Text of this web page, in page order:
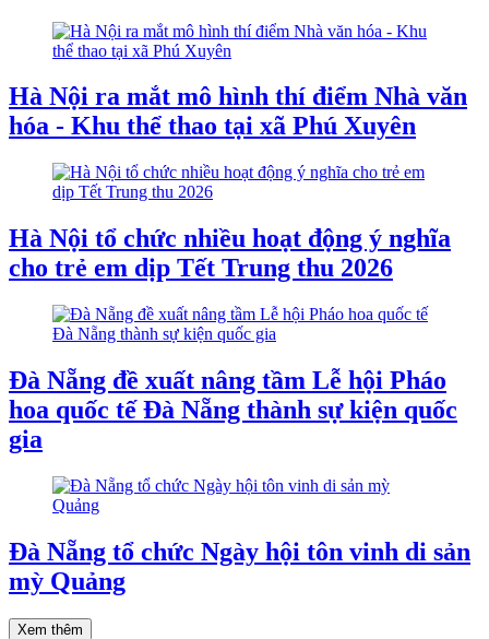
Hà Nội ra mắt mô hình thí điểm Nhà văn
hóa - Khu thể thao tại xã Phú Xuyên
Hà Nội tổ chức nhiều hoạt động ý nghĩa
cho trẻ em dịp Tết Trung thu 2026
Đà Nẵng đề xuất nâng tầm Lễ hội Pháo
hoa quốc tế Đà Nẵng thành sự kiện quốc
gia
Đà Nẵng tổ chức Ngày hội tôn vinh di sản
mỳ Quảng
Xem thêm